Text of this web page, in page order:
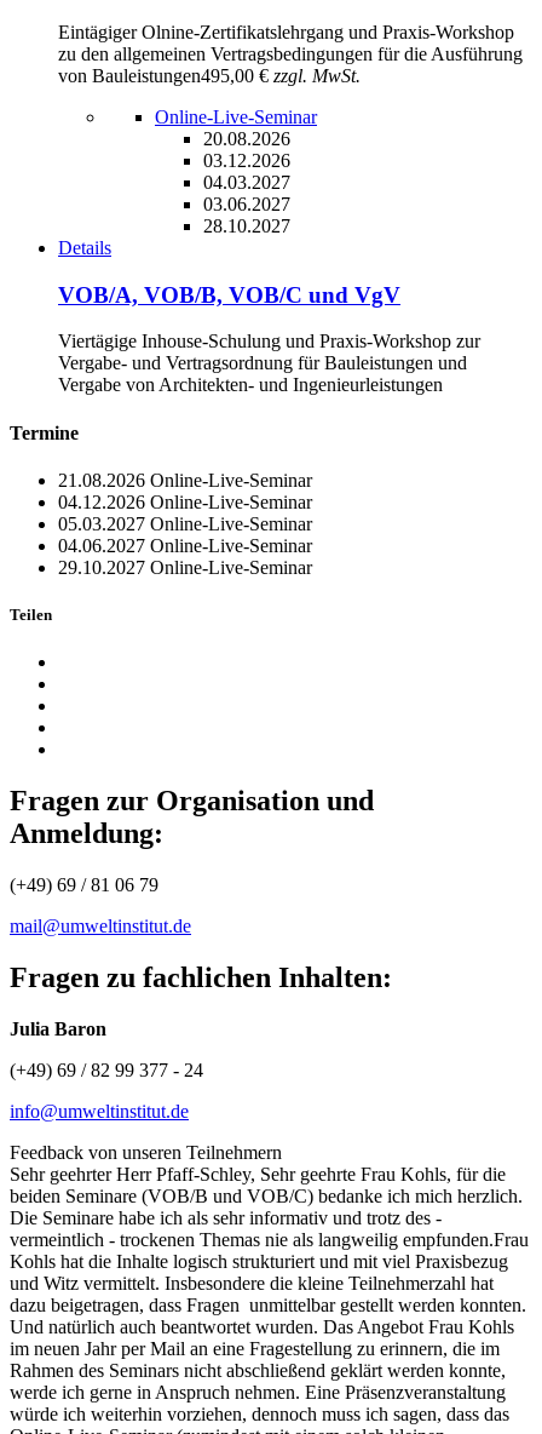
Eintägiger Olnine-Zertifikatslehrgang und Praxis-Workshop
zu den allgemeinen Vertragsbedingungen für die Ausführung
von Bauleistungen495,00 € zzgl. MwSt.
Online-Live-Seminar
20.08.2026
03.12.2026
04.03.2027
03.06.2027
28.10.2027
Details
VOB/A, VOB/B, VOB/C und VgV
Viertägige Inhouse-Schulung und Praxis-Workshop zur
Vergabe- und Vertragsordnung für Bauleistungen und
Vergabe von Architekten- und Ingenieurleistungen
Termine
21.08.2026 Online-Live-Seminar
04.12.2026 Online-Live-Seminar
05.03.2027 Online-Live-Seminar
04.06.2027 Online-Live-Seminar
29.10.2027 Online-Live-Seminar
Teilen
Fragen zur Organisation und
Anmeldung:
(+49) 69 / 81 06 79
mail@umweltinstitut.de
Fragen zu fachlichen Inhalten:
Julia Baron
(+49) 69 / 82 99 377 - 24
info@umweltinstitut.de
Feedback von unseren Teilnehmern
Sehr geehrter Herr Pfaff-Schley, Sehr geehrte Frau Kohls, für die
beiden Seminare (VOB/B und VOB/C) bedanke ich mich herzlich.
Die Seminare habe ich als sehr informativ und trotz des -
vermeintlich - trockenen Themas nie als langweilig empfunden.Frau
Kohls hat die Inhalte logisch strukturiert und mit viel Praxisbezug
und Witz vermittelt. Insbesondere die kleine Teilnehmerzahl hat
dazu beigetragen, dass Fragen unmittelbar gestellt werden konnten.
Und natürlich auch beantwortet wurden. Das Angebot Frau Kohls
im neuen Jahr per Mail an eine Fragestellung zu erinnern, die im
Rahmen des Seminars nicht abschließend geklärt werden konnte,
werde ich gerne in Anspruch nehmen. Eine Präsenzveranstaltung
würde ich weiterhin vorziehen, dennoch muss ich sagen, dass das